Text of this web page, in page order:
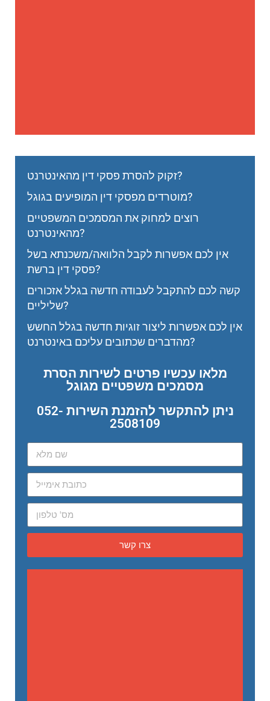
זקוק להסרת פסקי דין מהאינטרנט?
מוטרדים מפסקי דין המופיעים בגוגל?
רוצים למחוק את המסמכים המשפטיים
מהאינטרנט?
אין לכם אפשרות לקבל הלוואה/משכנתא בשל
פסקי דין ברשת?
קשה לכם להתקבל לעבודה חדשה בגלל אזכורים
שליליים?
אין לכם אפשרות ליצור זוגיות חדשה בגלל החשש
מהדברים שכתובים עליכם באינטרנט?
מלאו עכשיו פרטים לשירות הסרת
מסמכים משפטיים מגוגל
ניתן להתקשר להזמנת השירות 052-
2508109
צרו קשר